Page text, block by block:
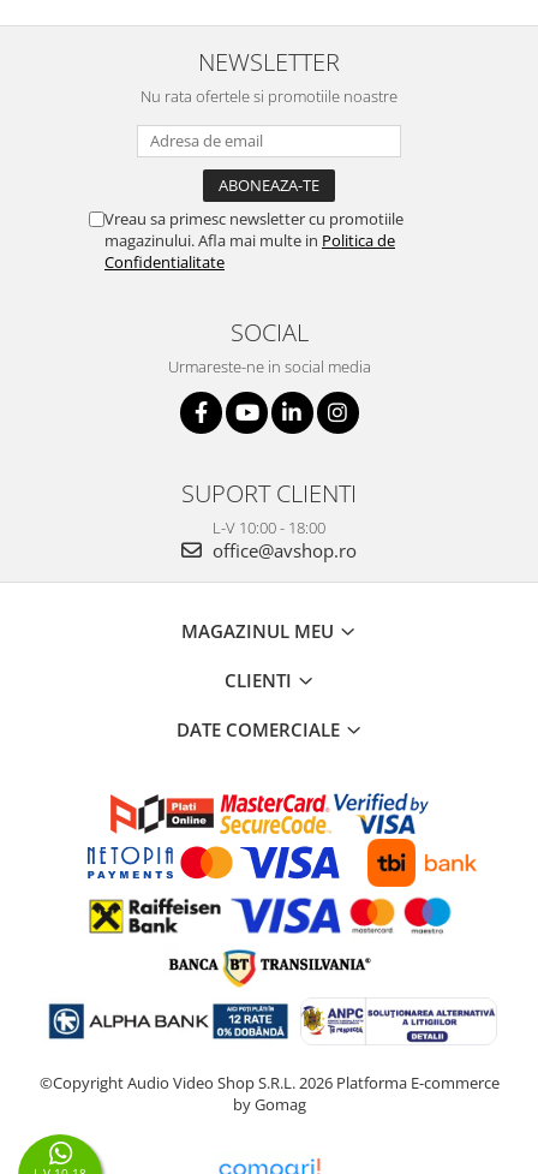
NEWSLETTER
Nu rata ofertele si promotiile noastre
Vreau sa primesc newsletter cu promotiile
magazinului. Afla mai multe in Politica de
Confidentialitate
SOCIAL
Urmareste-ne in social media
SUPORT CLIENTI
L-V 10:00 - 18:00
office@avshop.ro
MAGAZINUL MEU
CLIENTI
DATE COMERCIALE
©Copyright Audio Video Shop S.R.L. 2026 Platforma E-commerce
by Gomag